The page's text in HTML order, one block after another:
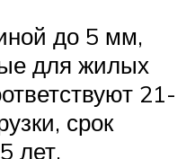
до 5 мм,
для жилых
21-
срок
лет.